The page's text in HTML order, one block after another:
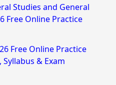
Studies and General
Free Online Practice
Free Online Practice
& Exam